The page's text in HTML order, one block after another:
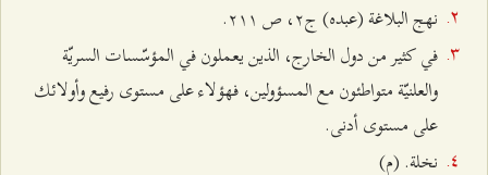
نهج البلاغة (عبده) ج٢، ص ٢۱۱.
في كثير من دول الخارج، الذين يعملون في المؤسّسات السريّة
والعلنيّة متواطئون مع المسؤولين، فهؤلاء على مستوى رفيع وأولائك
على مستوى أدنى.
نخلة. (م)